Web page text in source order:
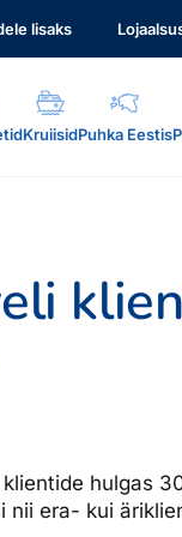
lisaks
KruiisidPuhka Eestis
hulgas
nii era- kui